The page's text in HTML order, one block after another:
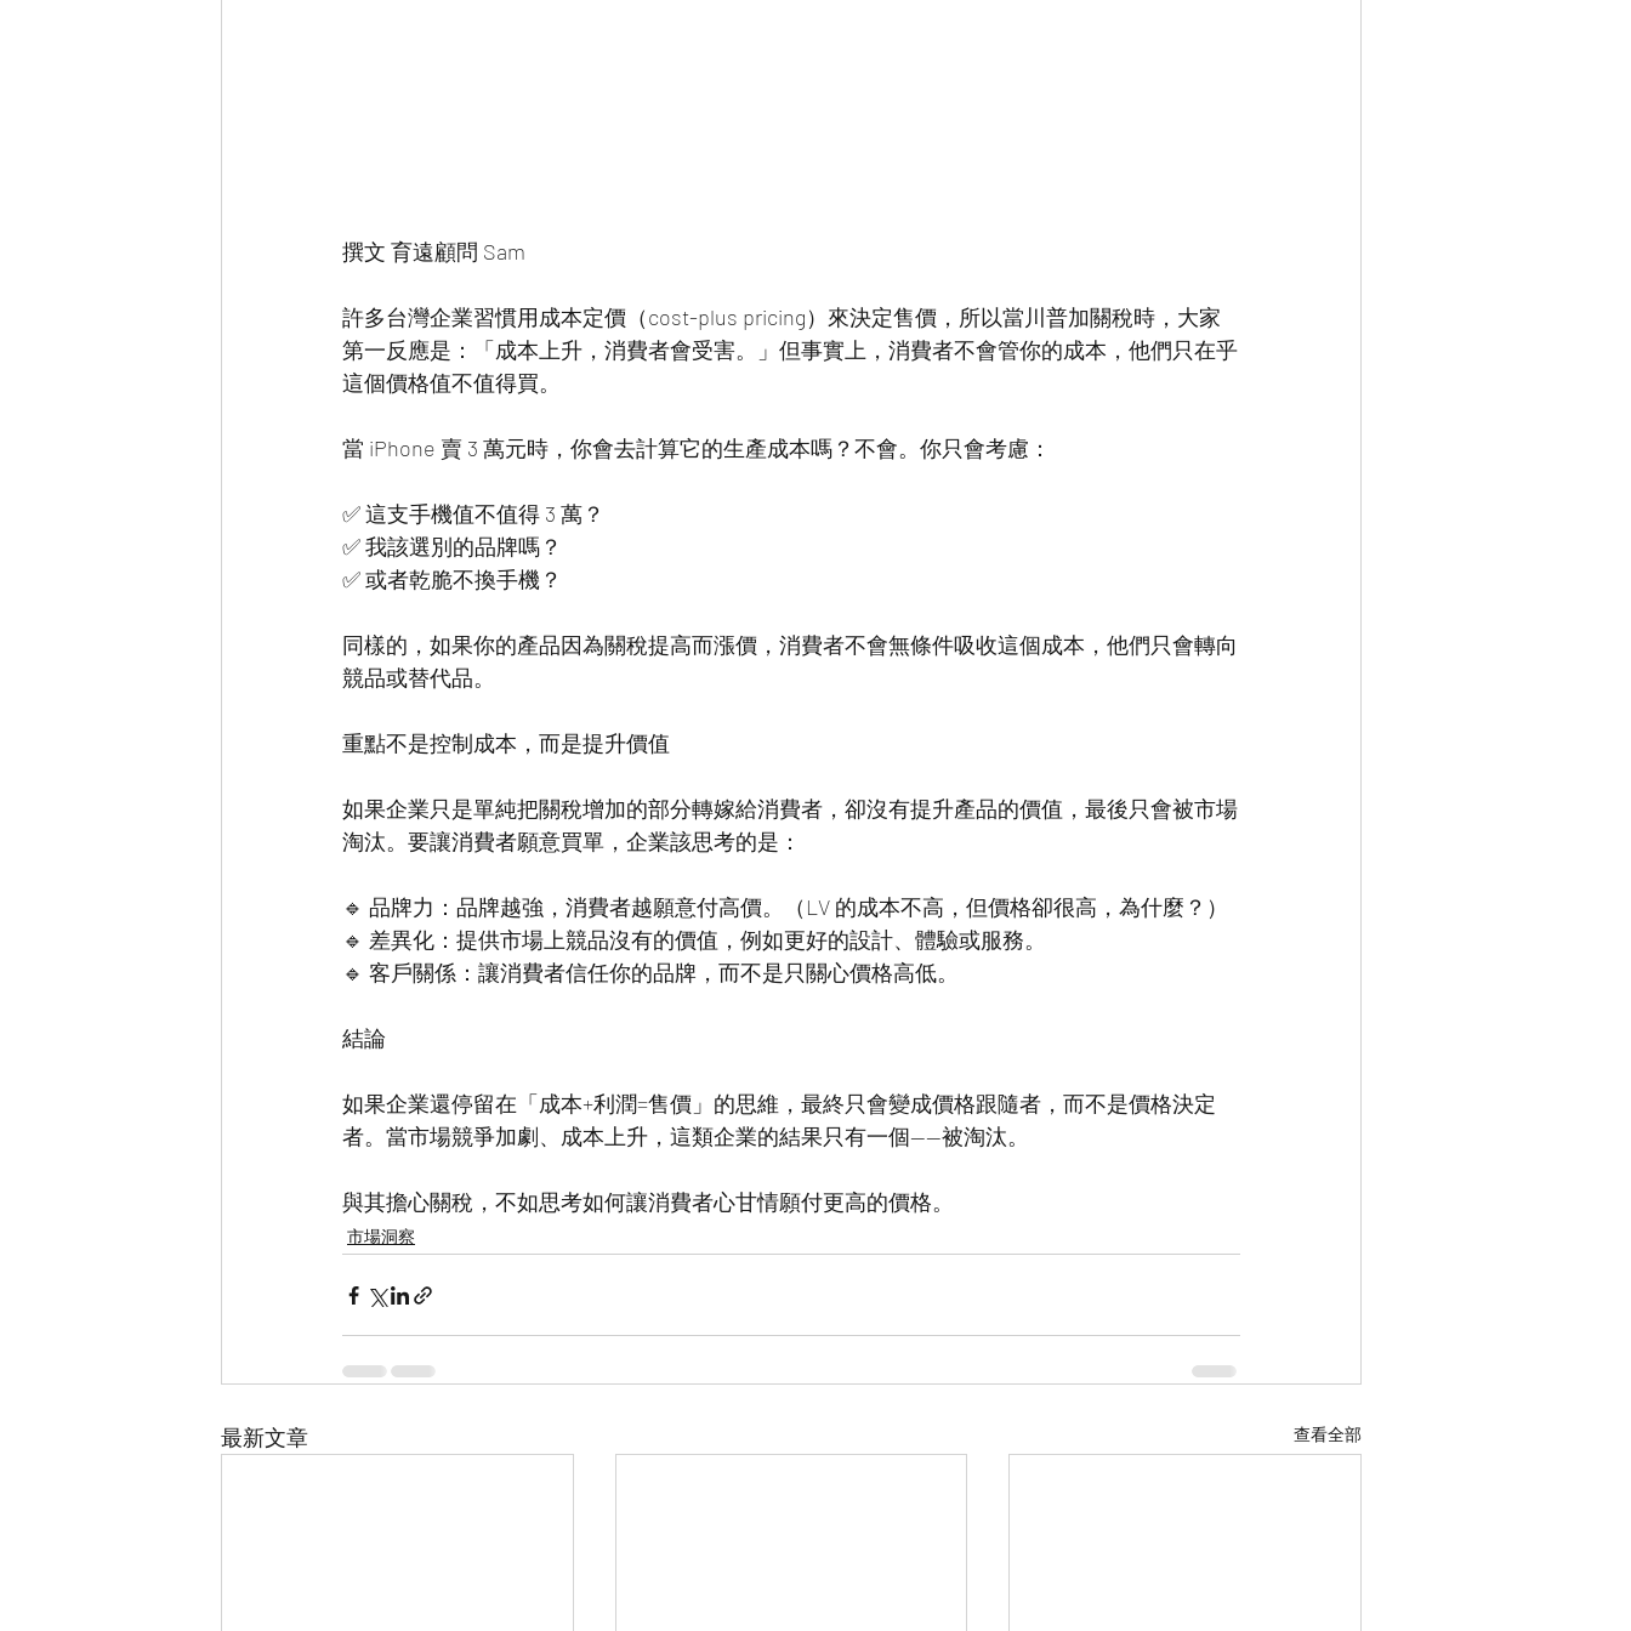
撰文 育遠顧問 Sam
許多台灣企業習慣用成本定價（cost-plus pricing）來決定售價，所以當川普加關稅時，大家
第一反應是：「成本上升，消費者會受害。」但事實上，消費者不會管你的成本，他們只在乎
這個價格值不值得買。
當 iPhone 賣 3 萬元時，你會去計算它的生產成本嗎？不會。你只會考慮：
✅ 這支手機值不值得 3 萬？
✅ 我該選別的品牌嗎？
✅ 或者乾脆不換手機？
同樣的，如果你的產品因為關稅提高而漲價，消費者不會無條件吸收這個成本，他們只會轉向
競品或替代品。
重點不是控制成本，而是提升價值
如果企業只是單純把關稅增加的部分轉嫁給消費者，卻沒有提升產品的價值，最後只會被市場
淘汰。要讓消費者願意買單，企業該思考的是：
🔹 品牌力：品牌越強，消費者越願意付高價。（LV 的成本不高，但價格卻很高，為什麼？）
🔹 差異化：提供市場上競品沒有的價值，例如更好的設計、體驗或服務。
🔹 客戶關係：讓消費者信任你的品牌，而不是只關心價格高低。
結論
如果企業還停留在「成本+利潤=售價」的思維，最終只會變成價格跟隨者，而不是價格決定
者。當市場競爭加劇、成本上升，這類企業的結果只有一個——被淘汰。
與其擔心關稅，不如思考如何讓消費者心甘情願付更高的價格。
市場洞察
最新文章 查看全部